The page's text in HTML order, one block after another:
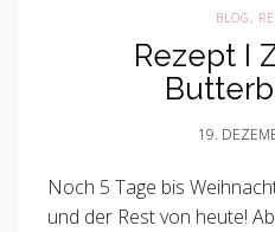
BLOG,
Rezept I
19.
Noch 5 Tage bis
und der Rest von heute!